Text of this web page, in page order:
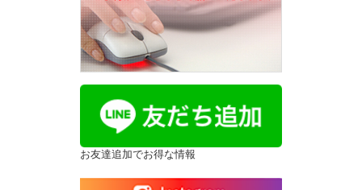
お友達追加でお得な情報